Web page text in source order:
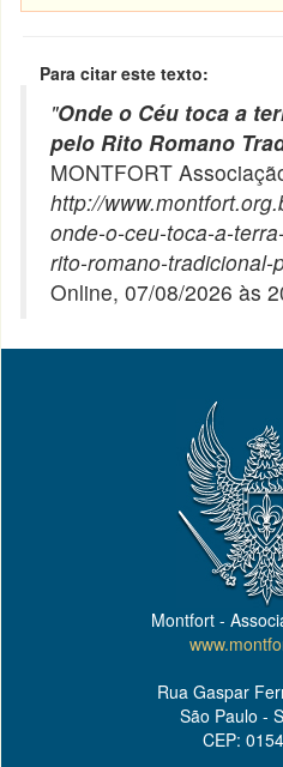
Para citar este texto:
"Onde o Céu toca a
pelo Rito Romano
MONTFORT
http://
onde-o-ceu-toca-a-
rito-romano-tradicional-
Online, 07/08/2026 às
Montfort -
Rua Gaspar
São Paulo -
CEP: